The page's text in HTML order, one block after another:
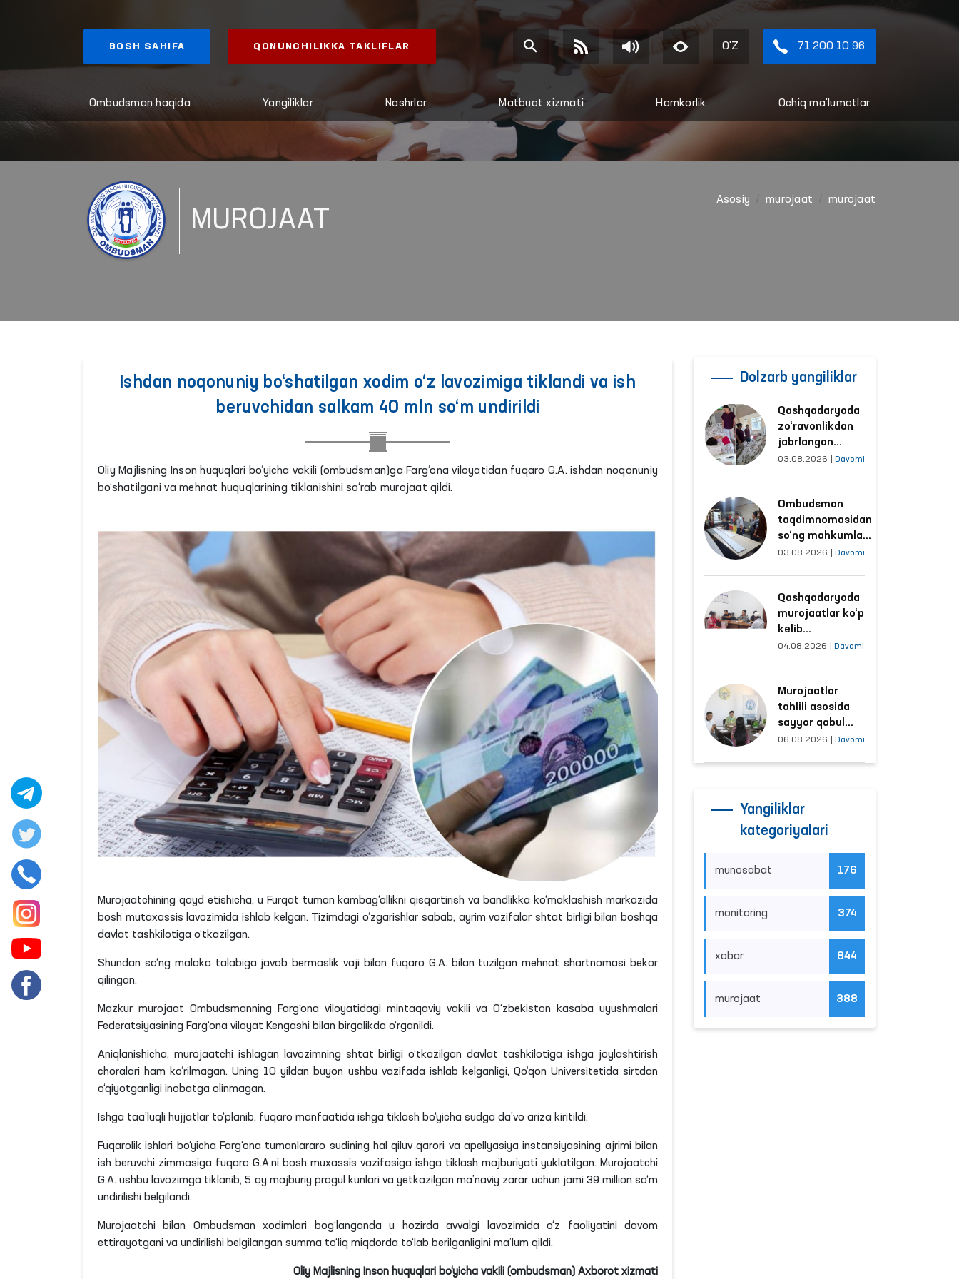
BOSH SAHIFA QONUNCHILIKKA TAKLIFLAR O'Z 71 200 10 96
Ombudsman haqida Yangiliklar Nashrlar Matbuot xizmati Hamkorlik Ochiq ma'lumotlar
MUROJAAT
Asosiy murojaat murojaat
Ishdan noqonuniy bo‘shatilgan xodim o‘z lavozimiga tiklandi va ish
beruvchidan salkam 40 mln so‘m undirildi
Oliy Majlisning Inson huquqlari bo‘yicha vakili (ombudsman)ga Farg‘ona viloyatidan fuqaro G.A. ishdan noqonuniy
bo‘shatilgani va mehnat huquqlarining tiklanishini so‘rab murojaat qildi.
Murojaatchining qayd etishicha, u Furqat tuman kambag‘allikni qisqartirish va bandlikka ko‘maklashish markazida
bosh mutaxassis lavozimida ishlab kelgan. Tizimdagi o‘zgarishlar sabab, ayrim vazifalar shtat birligi bilan boshqa
davlat tashkilotiga o‘tkazilgan.
Shundan so‘ng malaka talabiga javob bermaslik vaji bilan fuqaro G.A. bilan tuzilgan mehnat shartnomasi bekor
qilingan.
Mazkur murojaat Ombudsmanning Farg‘ona viloyatidagi mintaqaviy vakili va O‘zbekiston kasaba uyushmalari
Federatsiyasining Farg‘ona viloyat Kengashi bilan birgalikda o‘rganildi.
Aniqlanishicha, murojaatchi ishlagan lavozimning shtat birligi o‘tkazilgan davlat tashkilotiga ishga joylashtirish
choralari ham ko‘rilmagan. Uning 10 yildan buyon ushbu vazifada ishlab kelganligi, Qo‘qon Universitetida sirtdan
o‘qiyotganligi inobatga olinmagan.
Ishga taa’luqli hujjatlar to‘planib, fuqaro manfaatida ishga tiklash bo‘yicha sudga da’vo ariza kiritildi.
Fuqarolik ishlari bo‘yicha Farg‘ona tumanlararo sudining hal qiluv qarori va apellyasiya instansiyasining ajrimi bilan
ish beruvchi zimmasiga fuqaro G.A.ni bosh muxassis vazifasiga ishga tiklash majburiyati yuklatilgan. Murojaatchi
G.A. ushbu lavozimga tiklanib, 5 oy majburiy progul kunlari va yetkazilgan ma’naviy zarar uchun jami 39 million so‘m
undirilishi belgilandi.
Murojaatchi bilan Ombudsman xodimlari bog‘langanda u hozirda avvalgi lavozimida o‘z faoliyatini davom
ettirayotgani va undirilishi belgilangan summa to‘liq miqdorda to‘lab berilganligini ma’lum qildi.
Oliy Majlisning Inson huquqlari bo‘yicha vakili (ombudsman) Axborot xizmati
Dolzarb yangiliklar
Qashqadaryoda
zo‘ravonlikdan
jabrlangan
ayolning holati
o‘rganildi
03.08.2026 Davomi
Ombudsman
taqdimnomasidan
so‘ng mahkumlar
mehnat
sharoitlar
yaxshilandi
03.08.2026 Davomi
Qashqadaryoda
murojaatlar ko‘p
kelib
tushayotgan
yo‘lga qo‘yildi
04.08.2026 Davomi
Murojaatlar
tahlili asosida
sayyor qabul
o‘tkaziladigan
06.08.2026 Davomi
Yangiliklar
kategoriyalari
munosabat 176
monitoring 374
xabar 844
murojaat 388